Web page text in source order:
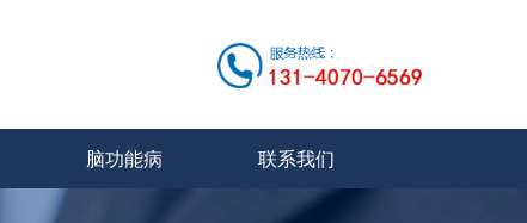
脑功能病 联系我们